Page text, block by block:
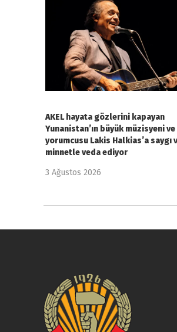
AKEL hayata gözlerini kapayan
Yunanistan’ın büyük müzisyeni ve
yorumcusu Lakis Halkias’a saygı
minnetle veda ediyor
3 Ağustos 2026